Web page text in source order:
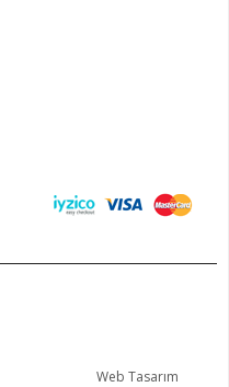
Web Tasarım